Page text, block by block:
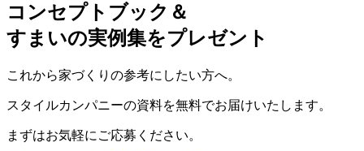
コンセプトブック＆
すまいの実例集をプレゼント
これから家づくりの参考にしたい方へ。
スタイルカンパニーの資料を無料でお届けいたします。
まずはお気軽にご応募ください。